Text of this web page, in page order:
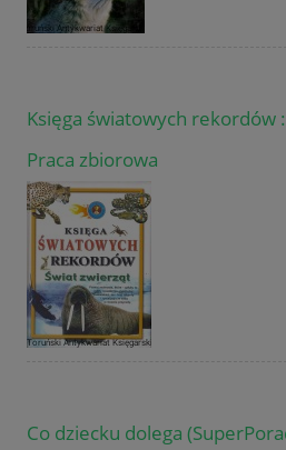
Księga światowych rekordów
Praca zbiorowa
Co dziecku dolega